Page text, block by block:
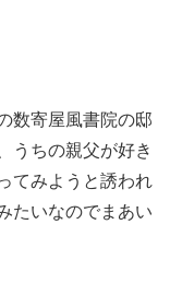
数寄屋風書院の邸
うちの親父が好き
てみようと誘われ
たいなのでまあい